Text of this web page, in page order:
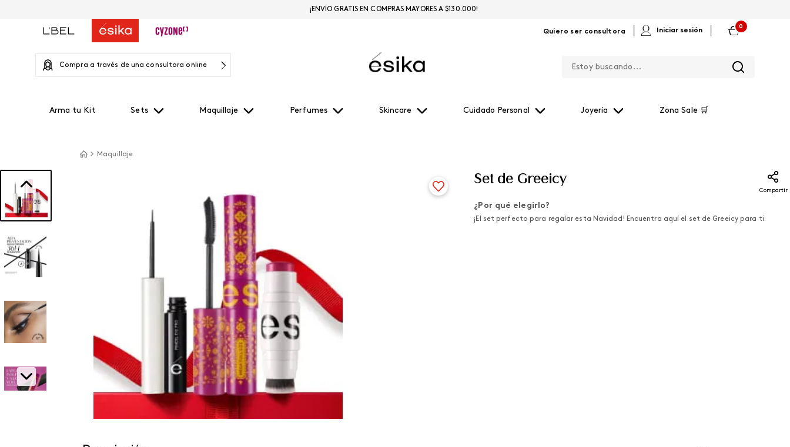
Quiero ser consultora Iniciar sesión
0
Compra a través de una consultora online
Arma tu Kit Sets Maquillaje Perfumes Skincare Cuidado Personal Joyería Zona Sale 🛒
¡ENVÍO GRATIS EN COMPRAS MAYORES A $130.000!
Maquillaje
Set de Greeicy
Compartir
¿Por qué elegirlo?
¡El set perfecto para regalar esta Navidad! Encuentra aquí el set de Greeicy para ti.